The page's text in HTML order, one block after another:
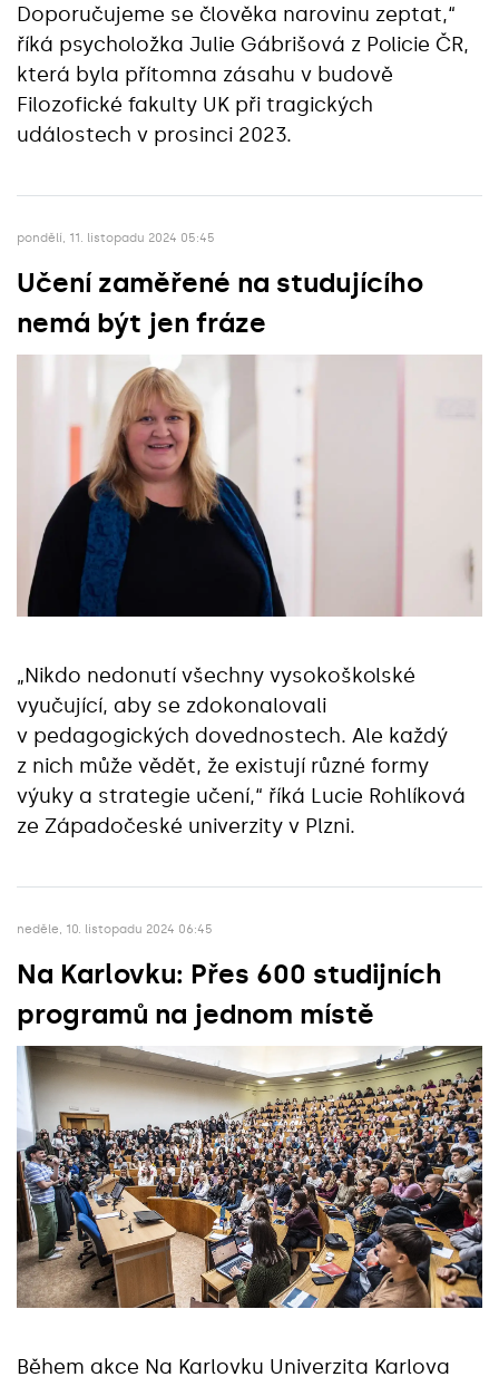
Doporučujeme se člověka narovinu zeptat,“
říká psycholožka Julie Gábrišová z Policie ČR,
která byla přítomna zásahu v budově
Filozofické fakulty UK při tragických
událostech v prosinci 2023.
pondělí, 11. listopadu 2024 05:45
Učení zaměřené na studujícího
nemá být jen fráze
„Nikdo nedonutí všechny vysokoškolské
vyučující, aby se zdokonalovali
v pedagogických dovednostech. Ale každý
z nich může vědět, že existují různé formy
výuky a strategie učení,“ říká Lucie Rohlíková
ze Západočeské univerzity v Plzni.
neděle, 10. listopadu 2024 06:45
Na Karlovku: Přes 600 studijních
programů na jednom místě
Během akce Na Karlovku Univerzita Karlova